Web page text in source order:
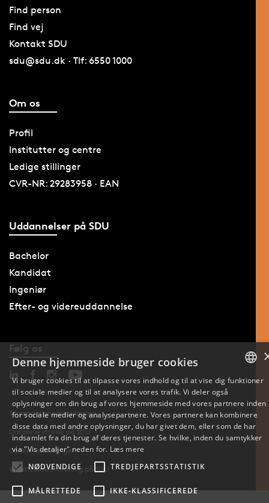
Find person
Find vej
Kontakt SDU
sdu@sdu.dk · Tlf: 6550 1000
Om os
Profil
Institutter og centre
Ledige stillinger
CVR-NR: 29283958 · EAN
Uddannelser på SDU
Bachelor
Kandidat
Ingeniør
Efter- og videreuddannelse
Følg os
Tilgængelighedserklæring
Databeskyttelse på SDU
Cookie-indstillinger
Whistleblowerordning på SDU
ENGLISH
Denne hjemmeside bruger cookies
Vi bruger cookies til at tilpasse vores indhold og til at vise dig funktioner
til sociale medier og til at analysere vores trafik. Vi deler også
oplysninger om din brug af vores hjemmeside med vores partnere inden
for sociale medier og analysepartnere. Vores partnere kan kombinere
disse data med andre oplysninger, du har givet dem, eller som de har
indsamlet fra din brug af deres tjenester. Se hvilke, inden du samtykker
via "Vis detaljer" neden for. Læs mere
NØDVENDIGE
TREDJEPARTSSTATISTIK
MÅLRETTEDE IKKE-KLASSIFICEREDE